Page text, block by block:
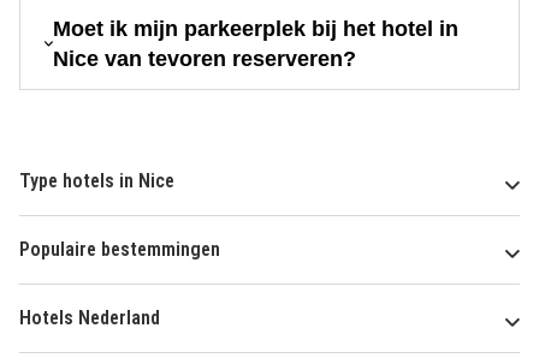
Moet ik mijn parkeerplek bij het hotel in
Nice van tevoren reserveren?
Type hotels in Nice
Populaire bestemmingen
Hotels Nederland